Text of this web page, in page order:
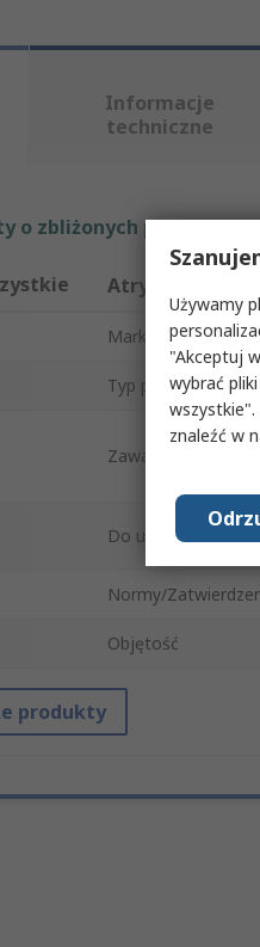
Informacje
techniczne
o zbliżonych
Atrybut
Marka
Typ produktu
Zawartość zestawu
Do użytku z
Normy/
Objętość
produkty
Używamy
"Akceptuj
wybrać
znaleźć w